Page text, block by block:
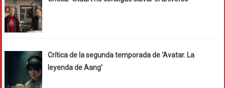
Crítica de la segunda temporada de ‘Avatar. La
leyenda de Aang’